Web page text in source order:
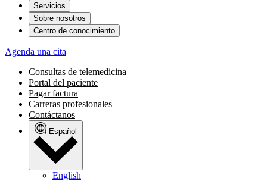
Servicios
Sobre nosotros
Centro de conocimiento
Agenda una cita
Consultas de telemedicina
Portal del paciente
Pagar factura
Carreras profesionales
Contáctanos
Español
English